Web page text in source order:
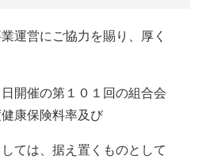
運営にご協力を賜り、厚く
開催の第１０１回の組合会
康保険料率及び
ては、据え置くものとして